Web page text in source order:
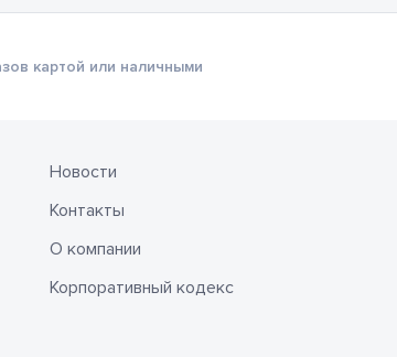
картой или наличными
Новости
Контакты
О компании
Корпоративный кодекс